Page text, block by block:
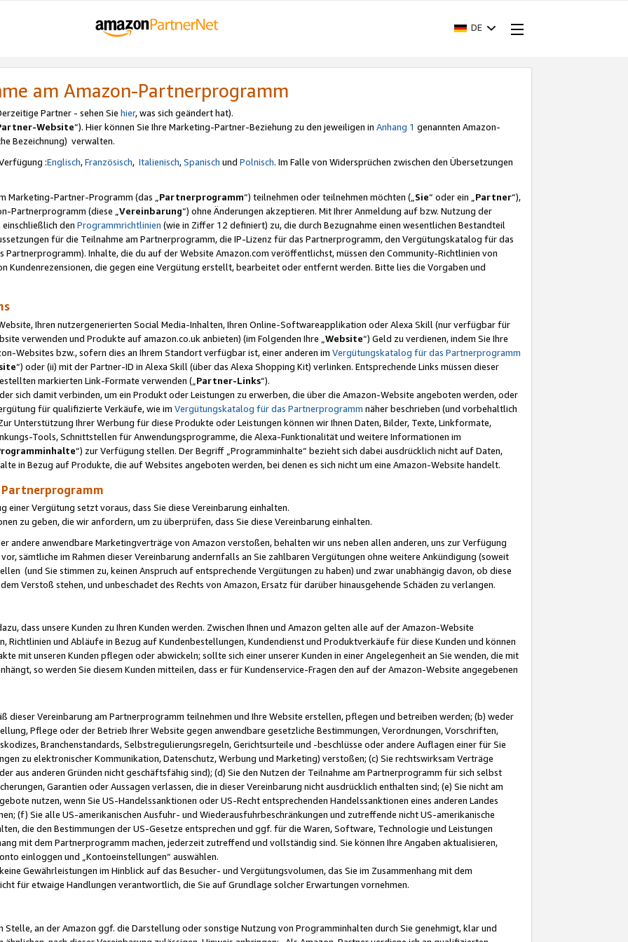
DE
am Amazon-Partnerprogramm
Partner - sehen Sie hier, was sich geändert hat).
Website“). Hier können Sie Ihre Marketing-Partner-Beziehung zu den jeweiligen in Anhang 1 genannten Amazon-
Bezeichnung) verwalten.
:Englisch,Französisch, Italienisch,Spanisch und Polnisch. Im Falle von Widersprüchen zwischen den Übersetzungen
Marketing-Partner-Programm (das „Partnerprogramm“) teilnehmen oder teilnehmen möchten („Sie“ oder ein „Partner“),
Partnerprogramm (diese „Vereinbarung“) ohne Änderungen akzeptieren. Mit Ihrer Anmeldung auf bzw. Nutzung der
den Programmrichtlinien (wie in Ziffer 12 definiert) zu, die durch Bezugnahme einen wesentlichen Bestandteil
für die Teilnahme am Partnerprogramm, die IP-Lizenz für das Partnerprogramm, den Vergütungskatalog für das
Inhalte, die du auf der Website Amazon.com veröffentlichst, müssen den Community-Richtlinien von
Kundenrezensionen, die gegen eine Vergütung erstellt, bearbeitet oder entfernt werden. Bitte lies die Vorgaben und
Ihren nutzergenerierten Social Media-Inhalten, Ihren Online-Softwareapplikation oder Alexa Skill (nur verfügbar für
verwenden und Produkte auf amazon.co.uk anbieten) (im Folgenden Ihre „ Website“) Geld zu verdienen, indem Sie Ihre
Websites bzw., sofern dies an Ihrem Standort verfügbar ist, einer anderen im Vergütungskatalog für das Partnerprogramm
“) oder (ii) mit der Partner-ID in Alexa Skill (über das Alexa Shopping Kit) verlinken. Entsprechende Links müssen dieser
markierten Link-Formate verwenden („ Partner-Links“).
sich damit verbinden, um ein Produkt oder Leistungen zu erwerben, die über die Amazon-Website angeboten werden, oder
für qualifizierte Verkäufe, wie im Vergütungskatalog für das Partnerprogramm näher beschrieben (und vorbehaltlich
Unterstützung Ihrer Werbung für diese Produkte oder Leistungen können wir Ihnen Daten, Bilder, Texte, Linkformate,
Tools, Schnittstellen für Anwendungsprogramme, die Alexa-Funktionalität und weitere Informationen im
“) zur Verfügung stellen. Der Begriff „Programminhalte“ bezieht sich dabei ausdrücklich nicht auf Daten,
in Bezug auf Produkte, die auf Websites angeboten werden, bei denen es sich nicht um eine Amazon-Website handelt.
einer Vergütung setzt voraus, dass Sie diese Vereinbarung einhalten.
zu geben, die wir anfordern, um zu überprüfen, dass Sie diese Vereinbarung einhalten.
andere anwendbare Marketingverträge von Amazon verstoßen, behalten wir uns neben allen anderen, uns zur Verfügung
sämtliche im Rahmen dieser Vereinbarung andernfalls an Sie zahlbaren Vergütungen ohne weitere Ankündigung (soweit
(und Sie stimmen zu, keinen Anspruch auf entsprechende Vergütungen zu haben) und zwar unabhängig davon, ob diese
Verstoß stehen, und unbeschadet des Rechts von Amazon, Ersatz für darüber hinausgehende Schäden zu verlangen.
dass unsere Kunden zu Ihren Kunden werden. Zwischen Ihnen und Amazon gelten alle auf der Amazon-Website
Richtlinien und Abläufe in Bezug auf Kundenbestellungen, Kundendienst und Produktverkäufe für diese Kunden und können
mit unseren Kunden pflegen oder abwickeln; sollte sich einer unserer Kunden in einer Angelegenheit an Sie wenden, die mit
so werden Sie diesem Kunden mitteilen, dass er für Kundenservice-Fragen den auf der Amazon-Website angegebenen
dieser Vereinbarung am Partnerprogramm teilnehmen und Ihre Website erstellen, pflegen und betreiben werden; (b) weder
Pflege oder der Betrieb Ihrer Website gegen anwendbare gesetzliche Bestimmungen, Verordnungen, Vorschriften,
Branchenstandards, Selbstregulierungsregeln, Gerichtsurteile und -beschlüsse oder andere Auflagen einer für Sie
zu elektronischer Kommunikation, Datenschutz, Werbung und Marketing) verstoßen; (c) Sie rechtswirksam Verträge
aus anderen Gründen nicht geschäftsfähig sind); (d) Sie den Nutzen der Teilnahme am Partnerprogramm für sich selbst
Garantien oder Aussagen verlassen, die in dieser Vereinbarung nicht ausdrücklich enthalten sind; (e) Sie nicht am
nutzen, wenn Sie US-Handelssanktionen oder US-Recht entsprechenden Handelssanktionen eines anderen Landes
(f) Sie alle US-amerikanischen Ausfuhr- und Wiederausfuhrbeschränkungen und zutreffende nicht US-amerikanische
die den Bestimmungen der US-Gesetze entsprechen und ggf. für die Waren, Software, Technologie und Leistungen
mit dem Partnerprogramm machen, jederzeit zutreffend und vollständig sind. Sie können Ihre Angaben aktualisieren,
einloggen und „Kontoeinstellungen“ auswählen.
Gewährleistungen im Hinblick auf das Besucher- und Vergütungsvolumen, das Sie im Zusammenhang mit dem
für etwaige Handlungen verantwortlich, die Sie auf Grundlage solcher Erwartungen vornehmen.
Stelle, an der Amazon ggf. die Darstellung oder sonstige Nutzung von Programminhalten durch Sie genehmigt, klar und